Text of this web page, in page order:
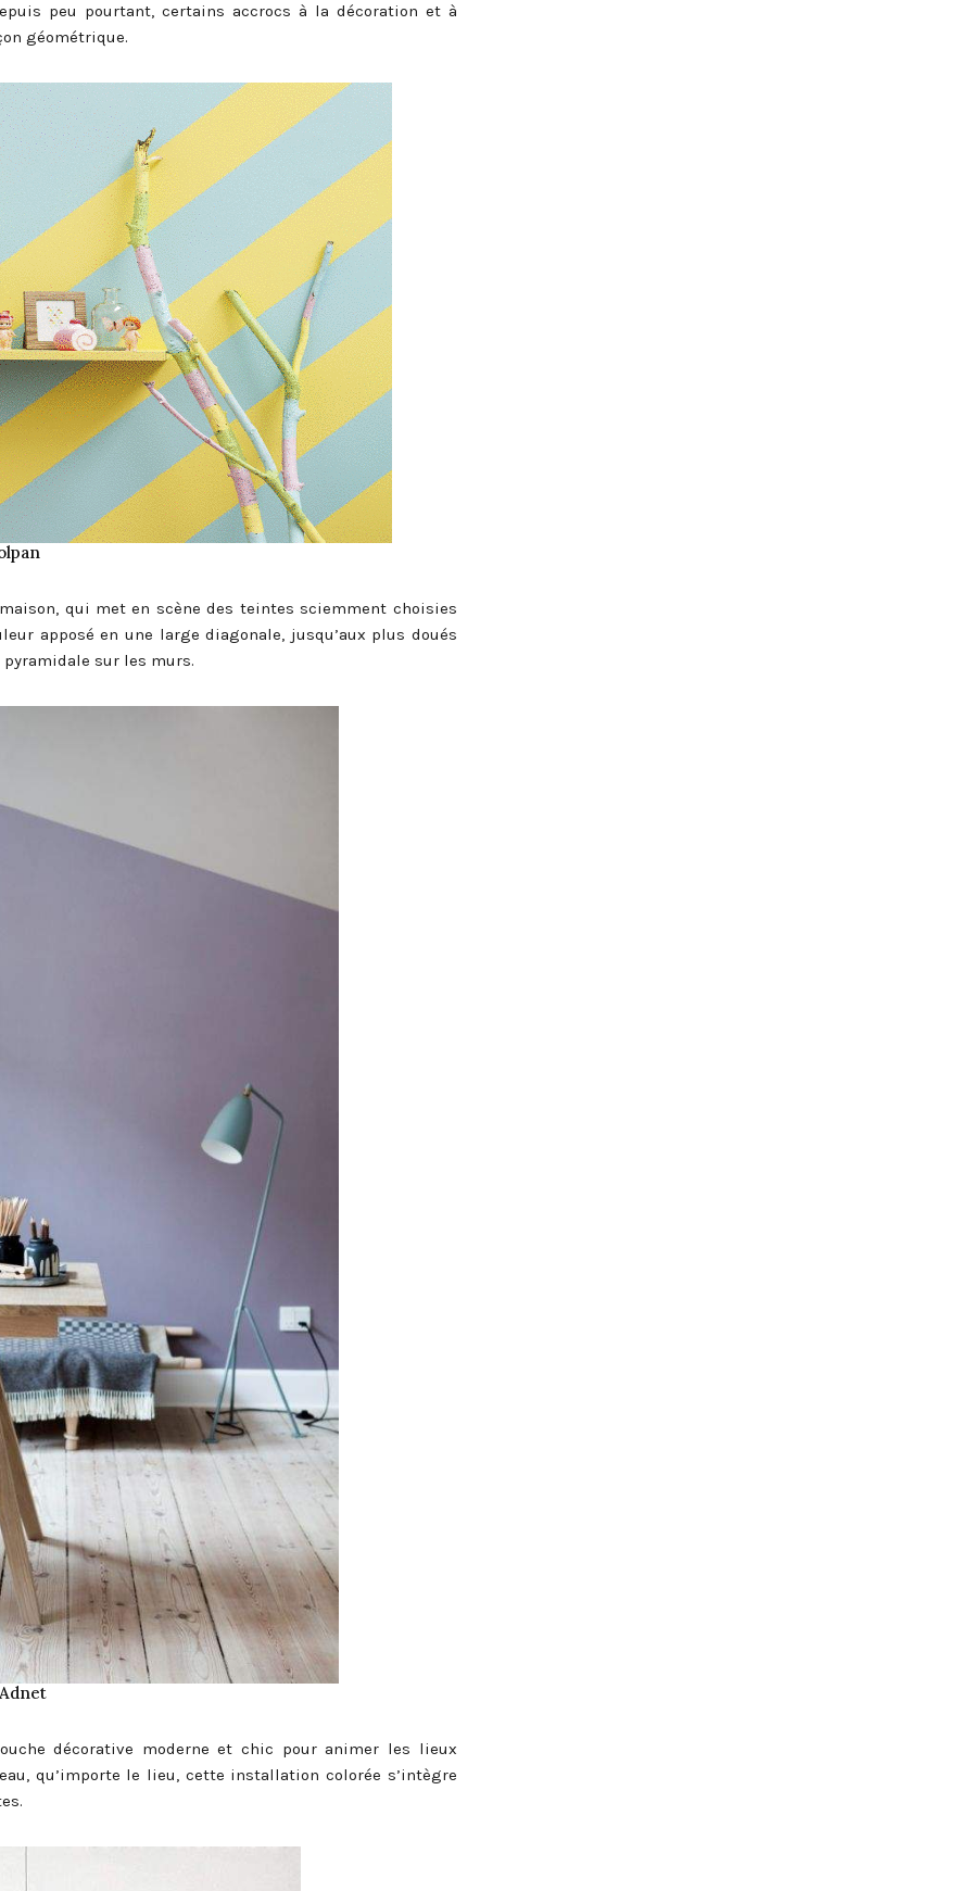
peu pourtant, certains accrocs à la décoration et à
géométrique.
qui met en scène des teintes sciemment choisies
apposé en une large diagonale, jusqu’aux plus doués
sur les murs.
décorative moderne et chic pour animer les lieux
qu’importe le lieu, cette installation colorée s’intègre